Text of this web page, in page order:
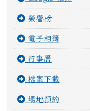
榮譽榜
電子相簿
行事曆
檔案下載
場地預約